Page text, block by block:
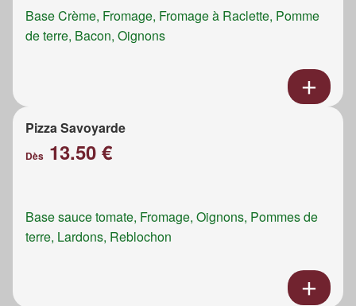
Base Crème, Fromage, Fromage à Raclette, Pomme
de terre, Bacon, Oignons
Pizza Savoyarde
Dès 13.50 €
Base sauce tomate, Fromage, Oignons, Pommes de
terre, Lardons, Reblochon